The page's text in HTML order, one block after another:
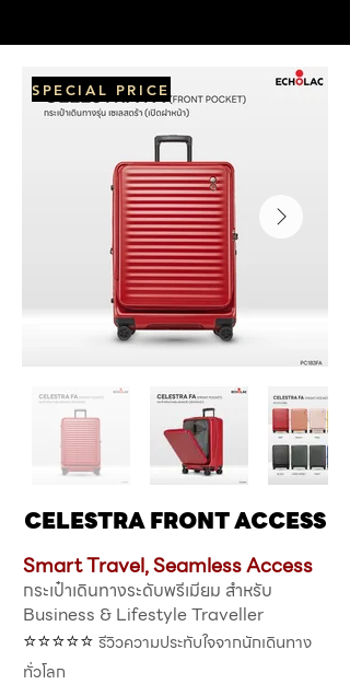
SPECIAL PRICE
CELESTRA FRONT ACCESS
CELESTRA FRONT ACCESS
Smart Travel, Seamless Access
กระเป๋าเดินทางระดับพรีเมียม สำหรับ
Business & Lifestyle Traveller
⭐️⭐️⭐️⭐️⭐️ รีวิวความประทับใจจากนักเดินทาง
ทั่วโลก